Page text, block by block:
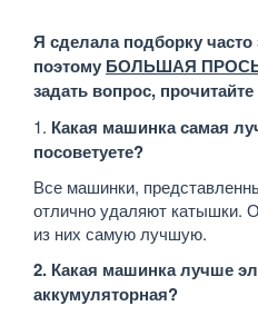
Я сделала подборку
поэтому БОЛЬШАЯ
задать вопрос,
1. Какая машинка самая
посоветуете?
Все машинки,
отлично удаляют катышки.
из них самую лучшую.
2. Какая машинка лучше
аккумуляторная?